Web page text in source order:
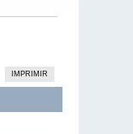
IMPRIMIR